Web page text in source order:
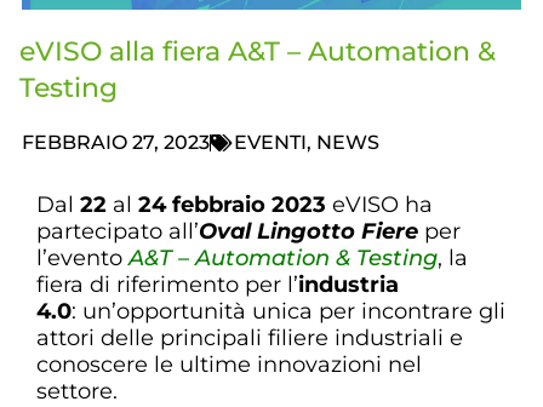
eVISO alla fiera A&T – Automation &
Testing
FEBBRAIO 27, 2023 EVENTI, NEWS
Dal 22 al 24 febbraio 2023 eVISO ha
partecipato all’Oval Lingotto Fiere per
l’eventoA&T – Automation & Testing, la
fiera di riferimento per l’industria
4.0: un’opportunità unica per incontrare gli
attori delle principali filiere industriali e
conoscere le ultime innovazioni nel
settore.